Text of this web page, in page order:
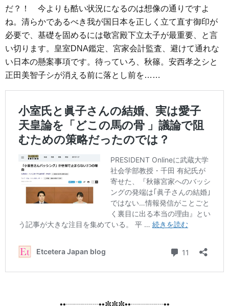
だ？！ 今よりも酷い状況になるのは想像の通りですよ
ね。清らかであるべき我が国日本を正しく立て直す御印が
必要で、基礎を固めるには敬宮殿下立太子が最重要、と言
い切ります。皇室DNA鑑定、宮家会計監査、避けて通れな
い日本の懸案事項です。待っていろ、秋篠。安西孝之シと
正田美智子シが消える前に落とし前を……
••┈┈┈┈••✼✼✼••┈┈┈┈••